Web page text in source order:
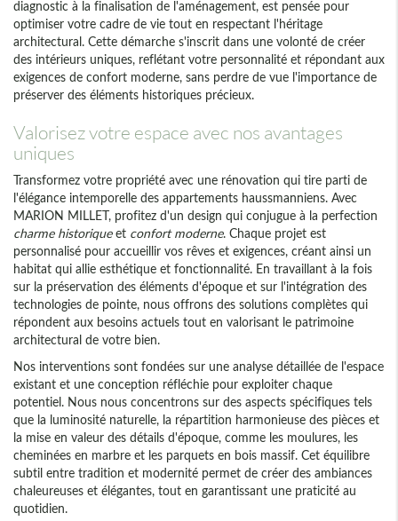
diagnostic à la finalisation de l'aménagement, est pensée pour
optimiser votre cadre de vie tout en respectant l'héritage
architectural. Cette démarche s'inscrit dans une volonté de créer
des intérieurs uniques, reflétant votre personnalité et répondant aux
exigences de confort moderne, sans perdre de vue l'importance de
préserver des éléments historiques précieux.
Valorisez votre espace avec nos avantages
uniques
Transformez votre propriété avec une rénovation qui tire parti de
l'élégance intemporelle des appartements haussmanniens. Avec
MARION MILLET, profitez d'un design qui conjugue à la perfection
charme historiqueet confort moderne. Chaque projet est
personnalisé pour accueillir vos rêves et exigences, créant ainsi un
habitat qui allie esthétique et fonctionnalité. En travaillant à la fois
sur la préservation des éléments d'époque et sur l'intégration des
technologies de pointe, nous offrons des solutions complètes qui
répondent aux besoins actuels tout en valorisant le patrimoine
architectural de votre bien.
Nos interventions sont fondées sur une analyse détaillée de l'espace
existant et une conception réfléchie pour exploiter chaque
potentiel. Nous nous concentrons sur des aspects spécifiques tels
que la luminosité naturelle, la répartition harmonieuse des pièces et
la mise en valeur des détails d'époque, comme les moulures, les
cheminées en marbre et les parquets en bois massif. Cet équilibre
subtil entre tradition et modernité permet de créer des ambiances
chaleureuses et élégantes, tout en garantissant une praticité au
quotidien.